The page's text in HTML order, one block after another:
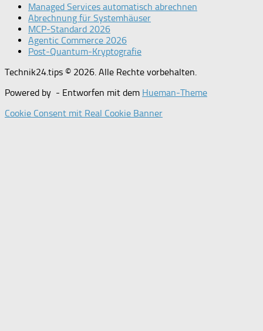
Managed Services automatisch abrechnen
Abrechnung für Systemhäuser
MCP-Standard 2026
Agentic Commerce 2026
Post-Quantum-Kryptografie
Technik24.tips © 2026. Alle Rechte vorbehalten.
Powered by - Entworfen mit dem Hueman-Theme
Cookie Consent mit Real Cookie Banner